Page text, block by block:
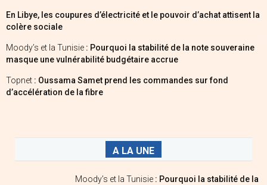
En Libye, les coupures d’électricité et le pouvoir d’achat attisent la
colère sociale
Moody’s et la Tunisie : Pourquoi la stabilité de la note souveraine
masque une vulnérabilité budgétaire accrue
Topnet : Oussama Samet prend les commandes sur fond
d’accélération de la fibre
A LA UNE
Moody’s et la Tunisie : Pourquoi la stabilité de la